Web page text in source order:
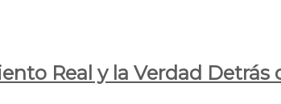
Real y la Verdad